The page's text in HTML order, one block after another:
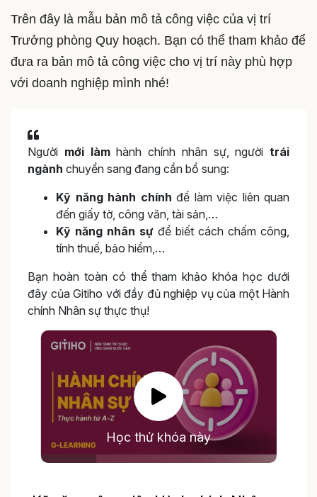
Trên đây là mẫu bản mô tả công việc của vị trí
Trưởng phòng Quy hoạch. Bạn có thể tham khảo để
đưa ra bản mô tả công việc cho vị trí này phù hợp
với doanh nghiệp mình nhé!
Người mới làmhành chính nhân sự, người trái
ngành chuyển sang đang cần bổ sung:
Kỹ năng hành chính để làm việc liên quan
đến giấy tờ, công văn, tài sản,…
Kỹ năng nhân sự để biết cách chấm công,
tính thuế, bảo hiểm,…
Bạn hoàn toàn có thể tham khảo khóa học dưới
đây của Gitiho với đầy đủ nghiệp vụ của một Hành
chính Nhân sự thực thụ!
Học thử khóa này